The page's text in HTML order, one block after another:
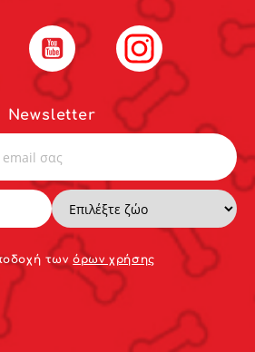
Newsletter
τωνόρων χρήσης
YouTube Instagram